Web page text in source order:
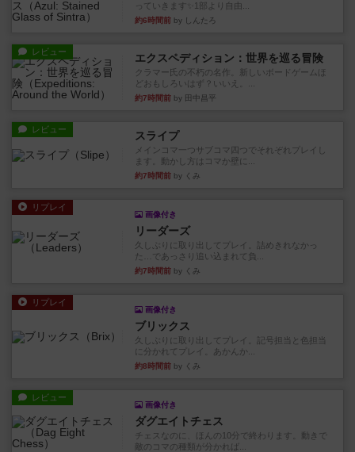
っていきます✨1部より自由...
約6時間前 by しんたろ
レビュー エクスペディション：世界を巡る冒険
クラマー氏の不朽の名作。新しいボードゲームほ
どおもしろいはず？いいえ。...
約7時間前 by 田中昌平
レビュー スライプ
メインコマ一つサブコマ四つでそれぞれプレイし
ます。動かし方はコマか壁に...
約7時間前 by くみ
リプレイ
画像付き
リーダーズ
久しぶりに取り出してプレイ。詰めきれなかっ
た…であっさり追い込まれて負...
約7時間前 by くみ
リプレイ
画像付き
ブリックス
久しぶりに取り出してプレイ。記号担当と色担当
に分かれてプレイ。あかんか...
約8時間前 by くみ
レビュー
画像付き
ダグエイトチェス
チェスなのに、ほんの10分で終わります。動きで
敵のコマの種類が分かれば...